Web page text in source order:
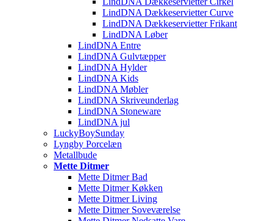
LindDNA Dækkeservietter Curve
LindDNA Dækkeservietter Frikant
LindDNA Løber
LindDNA Entre
LindDNA Gulvtæpper
LindDNA Hylder
LindDNA Kids
LindDNA Møbler
LindDNA Skriveunderlag
LindDNA Stoneware
LindDNA jul
LuckyBoySunday
Lyngby Porcelæn
Metallbude
Mette Ditmer
Mette Ditmer Bad
Mette Ditmer Køkken
Mette Ditmer Living
Mette Ditmer Soveværelse